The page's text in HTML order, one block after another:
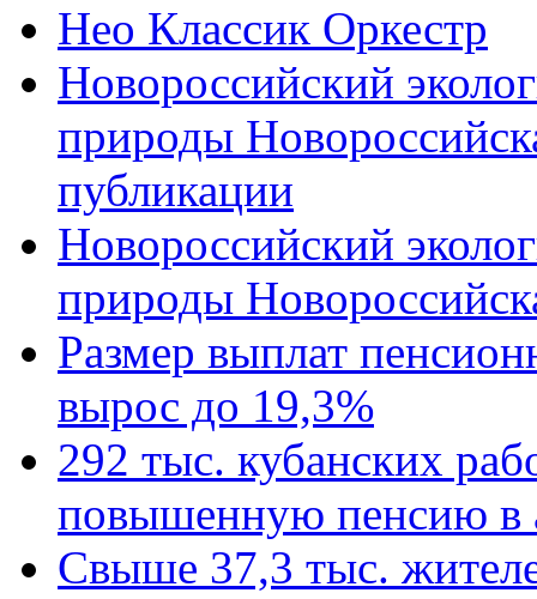
Нео Классик Оркестр
Новороссийский
природы
публикации
Новороссийский
природы
Размер выплат
вырос до 19,3%
292 тыс. кубанских
повышенную пенсию в
Свыше 37,3 тыс.